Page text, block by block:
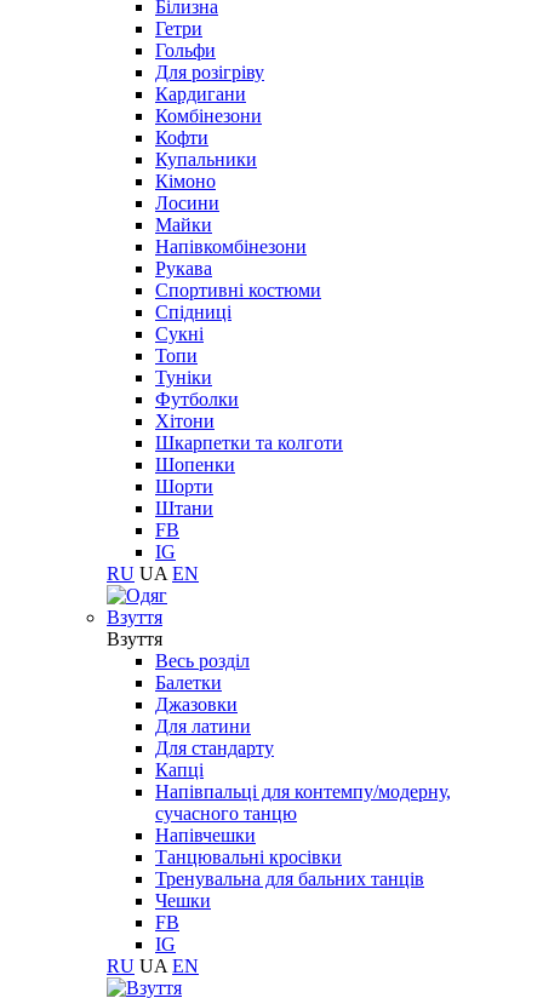
Білизна
Гетри
Гольфи
Для розігріву
Кардигани
Комбінезони
Кофти
Купальники
Кімоно
Лосини
Майки
Напівкомбінезони
Рукава
Спортивні костюми
Спідниці
Сукні
Топи
Туніки
Футболки
Хітони
Шкарпетки та колготи
Шопенки
Шорти
Штани
FB
IG
RU UA EN
Взуття
Взуття
Весь розділ
Балетки
Джазовки
Для латини
Для стандарту
Капці
Напівпальці для контемпу/модерну,
сучасного танцю
Напівчешки
Танцювальні кросівки
Тренувальна для бальних танців
Чешки
FB
IG
RU UA EN